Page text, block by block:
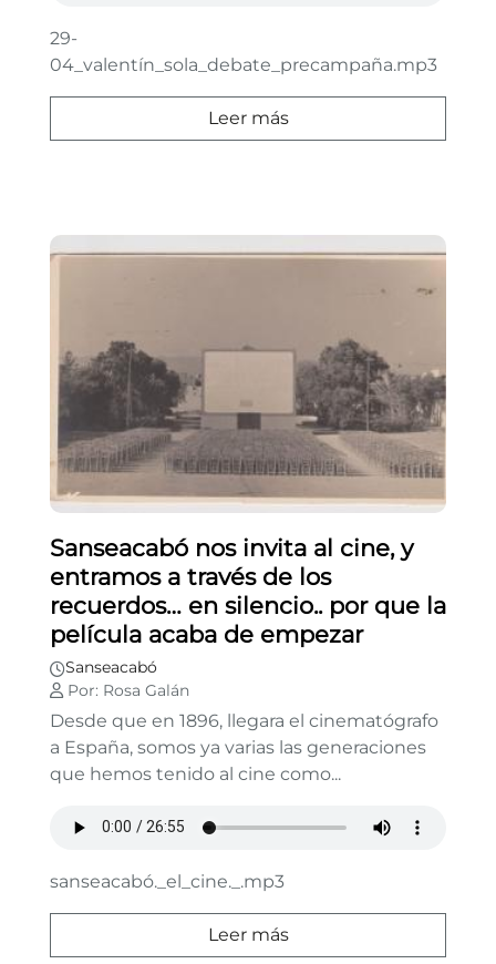
Leer más
29-
04_valentín_sola_debate_precampaña.mp3
Sanseacabó nos invita al cine, y
entramos a través de los
recuerdos… en silencio.. por que la
película acaba de empezar
Sanseacabó
Por: Rosa Galán
Desde que en 1896, llegara el cinematógrafo
a España, somos ya varias las generaciones
que hemos tenido al cine como...
Leer más
sanseacabó._el_cine._.mp3